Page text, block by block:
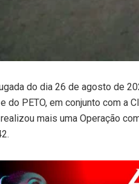
do dia 26 de agosto de
do PETO, em conjunto com a
mais uma Operação